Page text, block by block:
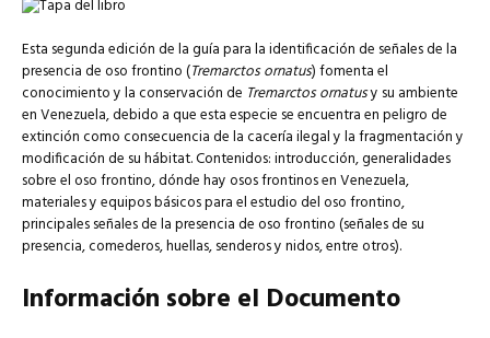
Esta segunda edición de la guía para la identificación de señales de la
presencia de oso frontino (Tremarctos ornatus) fomenta el
conocimiento y la conservación de Tremarctos ornatusy su ambiente
en Venezuela, debido a que esta especie se encuentra en peligro de
extinción como consecuencia de la cacería ilegal y la fragmentación y
modificación de su hábitat. Contenidos: introducción, generalidades
sobre el oso frontino, dónde hay osos frontinos en Venezuela,
materiales y equipos básicos para el estudio del oso frontino,
principales señales de la presencia de oso frontino (señales de su
presencia, comederos, huellas, senderos y nidos, entre otros).
Información sobre el Documento